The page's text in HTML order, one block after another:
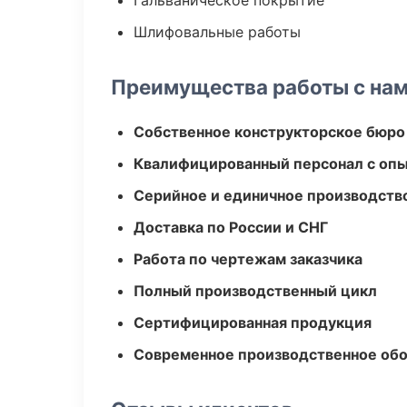
Шлифовальные работы
Преимущества работы с
Собственное конструкторское бюро
Квалифицированный персонал с
Серийное и единичное
Доставка по России и СНГ
Работа по чертежам заказчика
Полный производственный цикл
Сертифицированная продукция
Современное производственное